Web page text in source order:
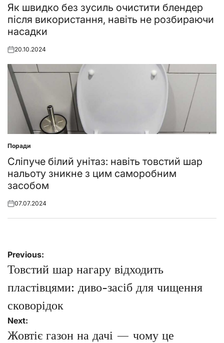
in
Як швидко без зусиль очистити блендер
після використання, навіть не розбираючи
насадки
Posted
20.10.2024
Posted
in
Поради
Сліпуче білий унітаз: навіть товстий шар
нальоту зникне з цим саморобним
засобом
Posted
07.07.2024
Навігація
записів
Previous:
Товстий шар нагару відходить
пластівцями: диво-засіб для чищення
сковорідок
Next:
Жовтіє газон на дачі — чому це